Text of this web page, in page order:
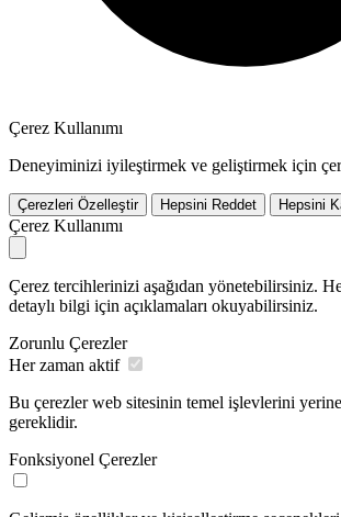
Çerez Kullanımı
Deneyiminizi iyileştirmek ve geliştirmek için
Çerezleri Özelleştir Hepsini Reddet Hepsini
Çerez Kullanımı
Çerez tercihlerinizi aşağıdan yönetebilirsiniz.
detaylı bilgi için açıklamaları okuyabilirsiniz.
Zorunlu Çerezler
Her zaman aktif
Bu çerezler web sitesinin temel işlevlerini
gereklidir.
Fonksiyonel Çerezler